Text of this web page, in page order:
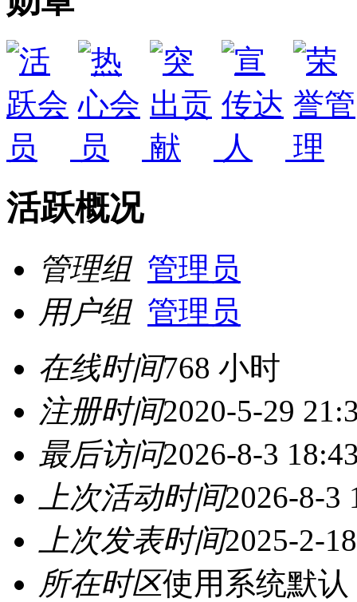
活跃概况
管理组 管理员
用户组 管理员
在线时间768 小时
注册时间2020-5-29
最后访问2026-8-3
上次活动时间2026-8-3
上次发表时间2025-2-
所在时区使用系统默认